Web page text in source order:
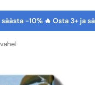
säästa -10% 🔥 Osta 3+ ja